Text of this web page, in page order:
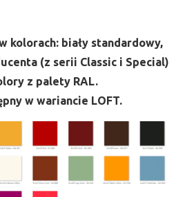
kolorach: biały standardowy,
(z serii Classic i Special)
z palety RAL.
w wariancie LOFT.